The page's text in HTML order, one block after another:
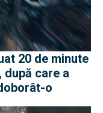
20 de minute
după care a
o